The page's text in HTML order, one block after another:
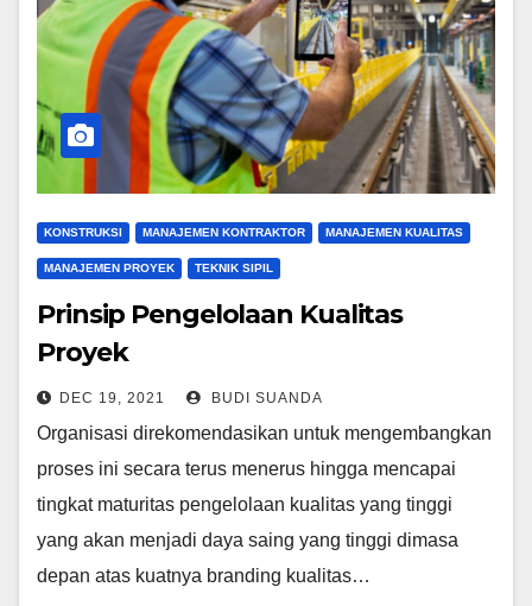
KONSTRUKSI MANAJEMEN KONTRAKTOR MANAJEMEN KUALITAS
MANAJEMEN PROYEK TEKNIK SIPIL
Prinsip Pengelolaan Kualitas
Proyek
DEC 19, 2021 BUDI SUANDA
Organisasi direkomendasikan untuk mengembangkan
proses ini secara terus menerus hingga mencapai
tingkat maturitas pengelolaan kualitas yang tinggi
yang akan menjadi daya saing yang tinggi dimasa
depan atas kuatnya branding kualitas…